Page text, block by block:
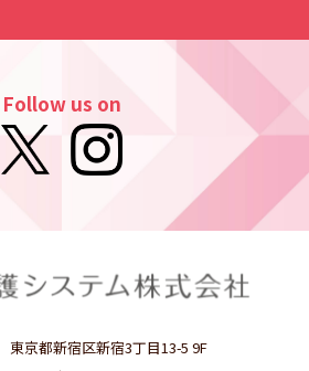
Follow us on
東京都新宿区新宿3丁目13-5 9F